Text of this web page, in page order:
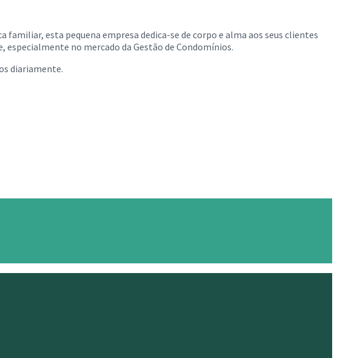
esta pequena empresa dedica-se de corpo e alma aos seus clientes
no mercado da Gestão de Condomínios.
diariamente.